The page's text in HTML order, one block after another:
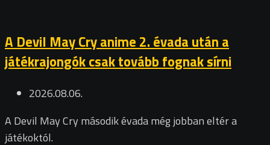
A Devil May Cry anime 2. évada után a
játékrajongók csak tovább fognak sírni
2026.08.06.
A Devil May Cry második évada még jobban eltér a
játékoktól.